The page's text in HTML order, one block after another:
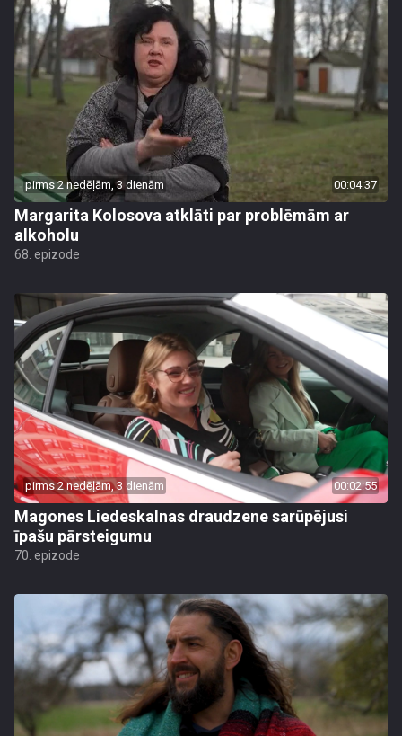
pirms 2 nedēļām, 3 dienām 00:04:37
Margarita Kolosova atklāti par problēmām ar
alkoholu
68. epizode
pirms 2 nedēļām, 3 dienām 00:02:55
Magones Liedeskalnas draudzene sarūpējusi
īpašu pārsteigumu
70. epizode